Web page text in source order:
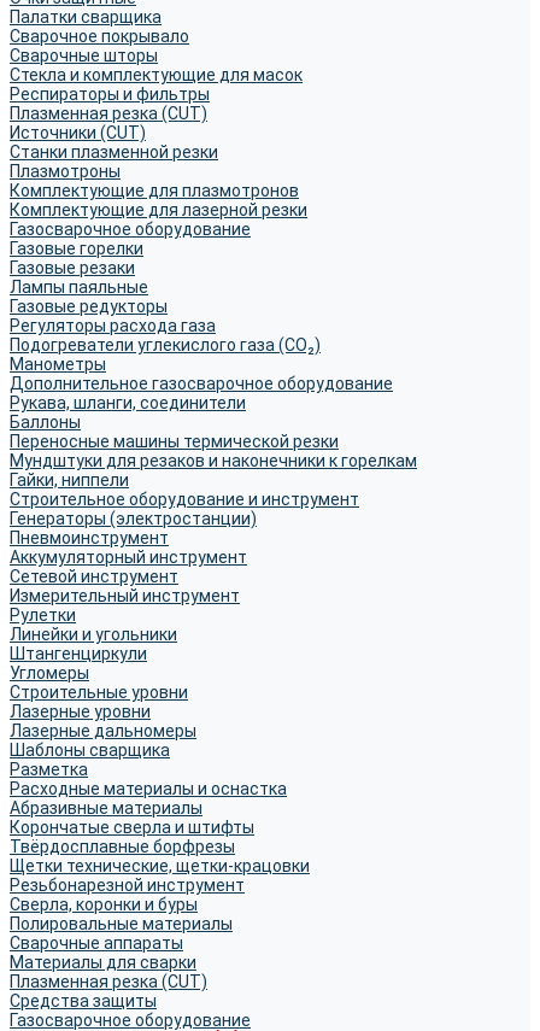
Палатки сварщика
Сварочное покрывало
Сварочные шторы
Стекла и комплектующие для масок
Респираторы и фильтры
Плазменная резка (CUT)
Источники (CUT)
Станки плазменной резки
Плазмотроны
Комплектующие для плазмотронов
Комплектующие для лазерной резки
Газосварочное оборудование
Газовые горелки
Газовые резаки
Лампы паяльные
Газовые редукторы
Регуляторы расхода газа
Подогреватели углекислого газа (CO₂)
Манометры
Дополнительное газосварочное оборудование
Рукава, шланги, соединители
Баллоны
Переносные машины термической резки
Мундштуки для резаков и наконечники к горелкам
Гайки, ниппели
Строительное оборудование и инструмент
Генераторы (электростанции)
Пневмоинструмент
Аккумуляторный инструмент
Сетевой инструмент
Измерительный инструмент
Рулетки
Линейки и угольники
Штангенциркули
Угломеры
Строительные уровни
Лазерные уровни
Лазерные дальномеры
Шаблоны сварщика
Разметка
Расходные материалы и оснастка
Абразивные материалы
Корончатые сверла и штифты
Твёрдосплавные борфрезы
Щетки технические, щетки-крацовки
Резьбонарезной инструмент
Сверла, коронки и буры
Полировальные материалы
Сварочные аппараты
Материалы для сварки
Плазменная резка (CUT)
Средства защиты
Газосварочное оборудование